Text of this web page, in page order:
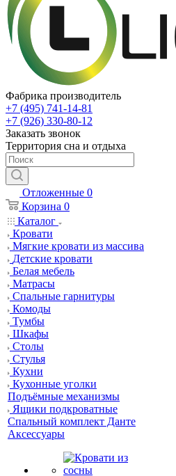
Фабрика производитель
+7 (495) 741-14-81
+7 (926) 330-80-12
Заказать звонок
Территория сна и отдыха
Отложенные 0
Корзина 0
Каталог
Кровати
Мягкие кровати из массива
Детские кровати
Белая мебель
Матрасы
Спальные гарнитуры
Комоды
Тумбы
Шкафы
Столы
Стулья
Кухни
Кухонные уголки
Подъёмные механизмы
Ящики подкроватные
Спальный комплект Данте
Аксессуары